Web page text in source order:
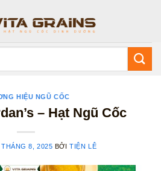
HIỆU NGŨ CỐC
– Hạt Ngũ Cốc
THÁNG 8, 2025 BỞITIỆN LÊ